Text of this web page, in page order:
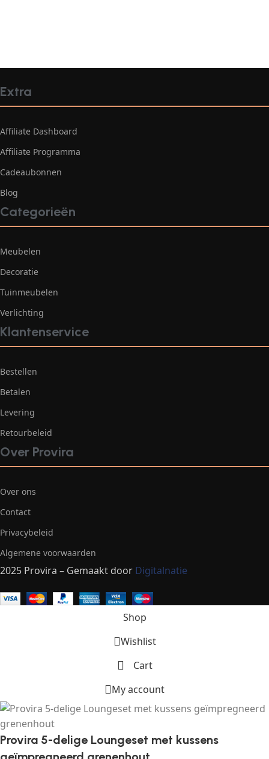
Extra
Affiliate Dashboard
Affiliate Programma
Cadeaubonnen
Blog
Categorieën
Meubelen
Decoratie
Tuinmeubelen
Verlichting
Klantenservice
Bestellen
Betalen
Levering
Retourbeleid
Over Provira
Over ons
Contact
Privacybeleid
Algemene voorwaarden
2025 Provira – Gemaakt door Digitalnatie
Shop
Wishlist
Cart
My account
Provira 5-delige Loungeset met kussens